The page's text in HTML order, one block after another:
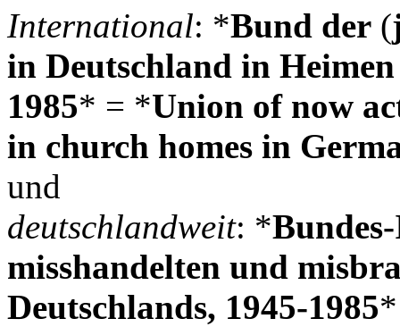
International: *Bund der (
in Deutschland in
1985* = *Union of now
in church homes in
und
deutschlandweit: *
misshandelten und
Deutschlands, 1945-1985